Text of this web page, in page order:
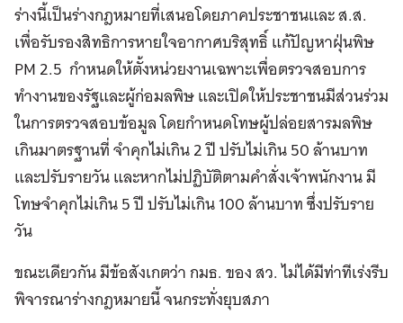
ร่างนี้เป็นร่างกฎหมายที่เสนอโดยภาคประชาชนและ ส.ส.
เพื่อรับรองสิทธิการหายใจอากาศบริสุทธิ์ แก้ปัญหาฝุ่นพิษ
PM 2.5 กำหนดให้ตั้งหน่วยงานเฉพาะเพื่อตรวจสอบการ
ทำงานของรัฐและผู้ก่อมลพิษ และเปิดให้ประชาชนมีส่วนร่วม
ในการตรวจสอบข้อมูล โดยกำหนดโทษผู้ปล่อยสารมลพิษ
เกินมาตรฐานที่ จำคุกไม่เกิน 2 ปี ปรับไม่เกิน 50 ล้านบาท
และปรับรายวัน และหากไม่ปฏิบัติตามคำสั่งเจ้าพนักงาน มี
โทษจำคุกไม่เกิน 5 ปี ปรับไม่เกิน 100 ล้านบาท ซึ่งปรับราย
วัน
ขณะเดียวกัน มีข้อสังเกตว่า กมธ. ของ สว. ไม่ได้มีท่าทีเร่งรีบ
พิจารณาร่างกฎหมายนี้ จนกระทั่งยุบสภา